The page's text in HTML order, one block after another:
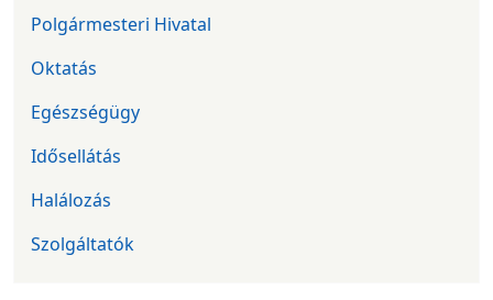
Polgármesteri Hivatal
Oktatás
Egészségügy
Idősellátás
Halálozás
Szolgáltatók